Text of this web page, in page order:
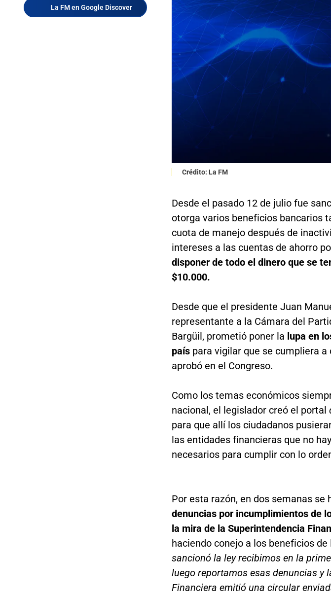
La FM en Google Discover
Crédito: La FM
Desde el pasado 12 de julio fue
otorga varios beneficios bancarios
cuota de manejo después de
intereses a las cuentas de ahorro
disponer de todo el dinero que se
$10.000.
Desde que el presidente Juan
representante a la Cámara del
Bargüil, prometió poner la lupa en
país para vigilar que se cumpliera a
aprobó en el Congreso.
Como los temas económicos
nacional, el legislador creó el portal
para que allí los ciudadanos
las entidades financieras que no
necesarios para cumplir con lo
Por esta razón, en dos semanas se
denuncias por incumplimientos de
la mira de la Superintendencia
haciendo conejo a los beneficios de
sancionó la ley recibimos en la
luego reportamos esas denuncias y
Financiera emitió una circular